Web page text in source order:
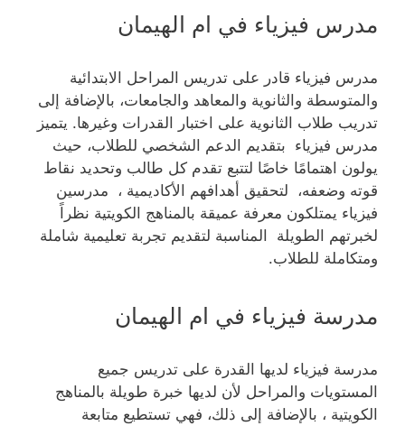
مدرس فيزياء في ام الهيمان
مدرس فيزياء قادر على تدريس المراحل الابتدائية
والمتوسطة والثانوية والمعاهد والجامعات، بالإضافة إلى
تدريب طلاب الثانوية على اختبار القدرات وغيرها. يتميز
مدرس فيزياء بتقديم الدعم الشخصي للطلاب، حيث
يولون اهتمامًا خاصًا لتتبع تقدم كل طالب وتحديد نقاط
قوته وضعفه، لتحقيق أهدافهم الأكاديمية ، مدرسين
فيزياء يمتلكون معرفة عميقة بالمناهج الكويتية نظراً
لخبرتهم الطويلة المناسبة لتقديم تجربة تعليمية شاملة
ومتكاملة للطلاب.
مدرسة فيزياء في ام الهيمان
مدرسة فيزياء لديها القدرة على تدريس جميع
المستويات والمراحل لأن لديها خبرة طويلة بالمناهج
الكويتية ، بالإضافة إلى ذلك، فهي تستطيع متابعة